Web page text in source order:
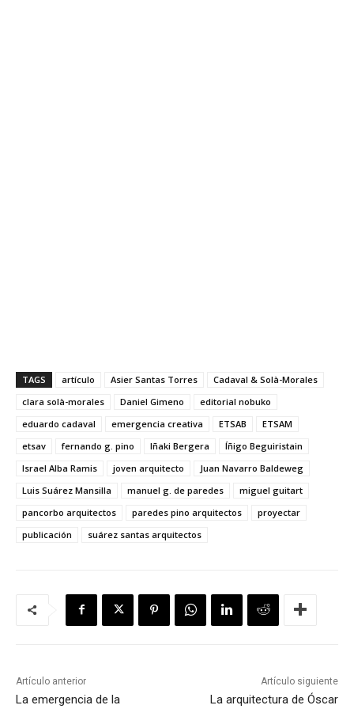
TAGS artículo Asier Santas Torres
Cadaval & Solà-Morales
clara solà-morales
Daniel Gimeno
editorial nobuko
eduardo cadaval
emergencia creativa ETSAB
ETSAM
etsav
fernando g. pino Iñaki Bergera
Íñigo Beguiristain
Israel Alba Ramis
joven arquitecto
Juan Navarro Baldeweg
Luis Suárez Mansilla
manuel g. de paredes
miguel guitart
pancorbo arquitectos
paredes pino arquitectos
proyectar
publicación
suárez santas arquitectos
Artículo anterior
La emergencia de la
Artículo siguiente
La arquitectura de Óscar